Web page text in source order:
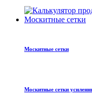
Москитные сетки
Москитные сетки
Москитные сетки